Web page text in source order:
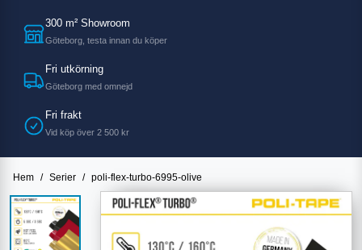
300 m² Showroom
Göteborg, testa innan du köper
Fri utkörning
Göteborg med omnejd
Fri frakt
Vid köp över 2 500 kr
Hem / Serier / poli-flex-turbo-6995-olive